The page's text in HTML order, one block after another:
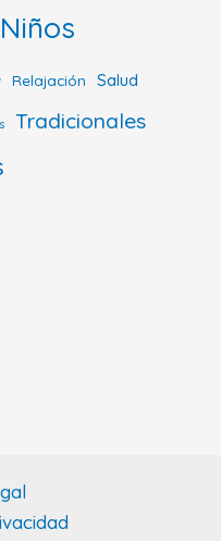
Niños
Relajación Salud
Tradicionales